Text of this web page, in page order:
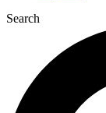
Search